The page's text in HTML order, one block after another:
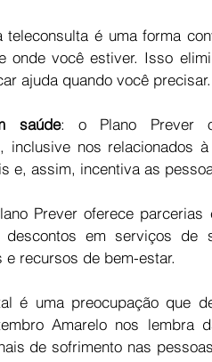
teleconsulta é uma forma
onde você estiver. Isso
ajuda quando você
saúde: o Plano Prever
inclusive nos relacionados
e, assim, incentiva as
Prever oferece
descontos em serviços de
e recursos de bem-estar.
é uma preocupação que
Amarelo nos
de sofrimento nas